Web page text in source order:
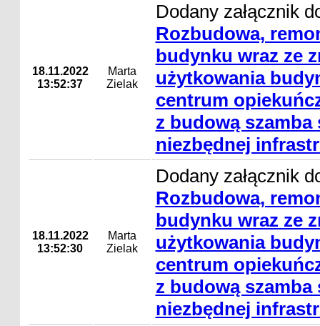
18.11.2022
13:52:37
Marta
Zielak
Dodany załącznik
Rozbudowa,
budynku wraz ze
użytkowania
centrum
z budową szamba
niezbędnej
18.11.2022
13:52:30
Marta
Zielak
Dodany załącznik
Rozbudowa,
budynku wraz ze
użytkowania
centrum
z budową szamba
niezbędnej